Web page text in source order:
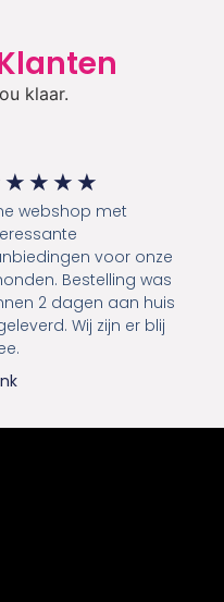
klaar.
★ ★ ★ ★
webshop met
voor onze
Bestelling was
2 dagen aan huis
Wij zijn er blij